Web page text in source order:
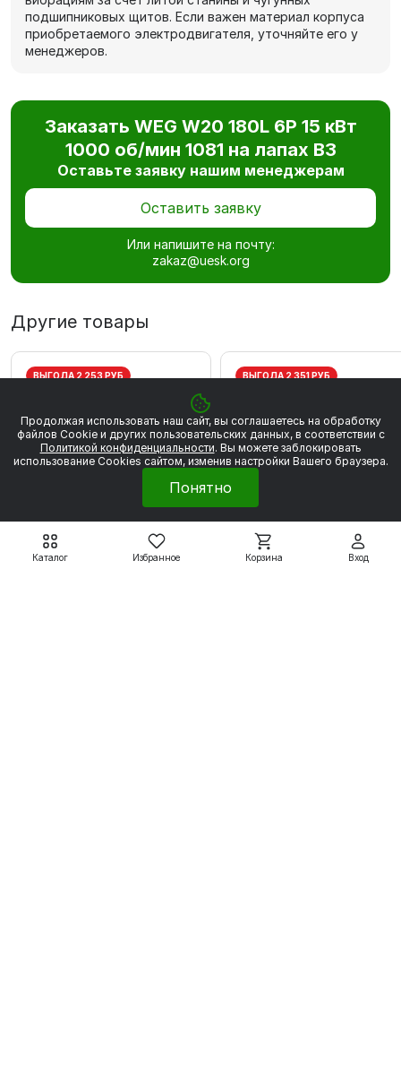
Каталог Избранное Корзина Вход
подшипниковых щитов. Если важен материал корпуса
приобретаемого электродвигателя, уточняйте его у
менеджеров.
Заказать WEG W20 180L 6P 15 кВт
1000 об/мин 1081 на лапах В3
Оставьте заявку нашим менеджерам
Оставить заявку
Или напишите на почту:
zakaz@uesk.org
Другие товары
ВЫГОДА 2 253 РУБ ВЫГОДА 2 351 РУБ
Продолжая использовать наш сайт, вы соглашаетесь на обработку
файлов Сookie и других пользовательских данных, в соответствии с
Политикой конфиденциальности. Вы можете заблокировать
использование Cookies сайтом, изменив настройки Вашего браузера.
Понятно